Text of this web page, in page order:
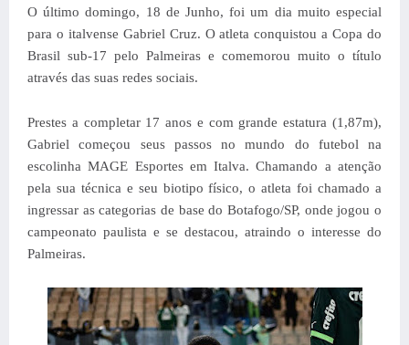
O último domingo, 18 de Junho, foi um dia muito especial
para o italvense Gabriel Cruz. O atleta conquistou a Copa do
Brasil sub-17 pelo Palmeiras e comemorou muito o título
através das suas redes sociais.
Prestes a completar 17 anos e com grande estatura (1,87m),
Gabriel começou seus passos no mundo do futebol na
escolinha MAGE Esportes em Italva. Chamando a atenção
pela sua técnica e seu biotipo físico, o atleta foi chamado a
ingressar as categorias de base do Botafogo/SP, onde jogou o
campeonato paulista e se destacou, atraindo o interesse do
Palmeiras.